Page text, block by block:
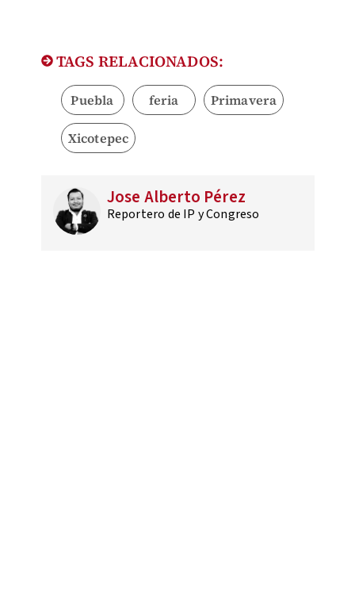
TAGS RELACIONADOS:
Puebla feria Primavera
Xicotepec
Jose Alberto Pérez
Reportero de IP y Congreso